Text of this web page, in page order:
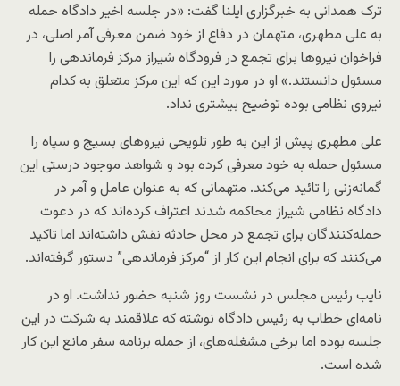
ترک همدانی به خبرگزاری ایلنا گفت: «در جلسه اخیر دادگاه حمله
به علی مطهری، متهمان در دفاع از خود ضمن معرفی آمر اصلی، در
فراخوان نیروها برای تجمع در فرودگاه شیراز مرکز فرماندهی را
مسئول دانستند.» او در مورد این که این مرکز متعلق به کدام
نیروی نظامی بوده توضیح بیشتری نداد.
علی مطهری پیش از این به طور تلویحی نیروهای بسیج و سپاه را
مسئول حمله به خود معرفی کرده بود و شواهد موجود درستی این
گمانه‌زنی را تائید می‌کند. متهمانی که به عنوان عامل و آمر در
دادگاه نظامی شیراز محاکمه شدند اعتراف کرده‌اند که در دعوت
حمله‌کنندگان برای تجمع در محل حادثه نقش داشته‌اند اما تاکید
می‌کنند که برای انجام این کار از “مرکز فرماندهی” دستور گرفته‌اند.
نایب رئیس مجلس در نشست روز شنبه حضور نداشت. او در
نامه‌ای خطاب به رئیس دادگاه نوشته که علاقمند به شرکت در این
جلسه بوده اما برخی مشغله‌های، از جمله برنامه سفر مانع این کار
شده است.